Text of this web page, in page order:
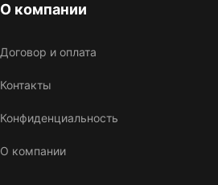
О компании
Договор и оплата
Контакты
Конфиденциальность
О компании